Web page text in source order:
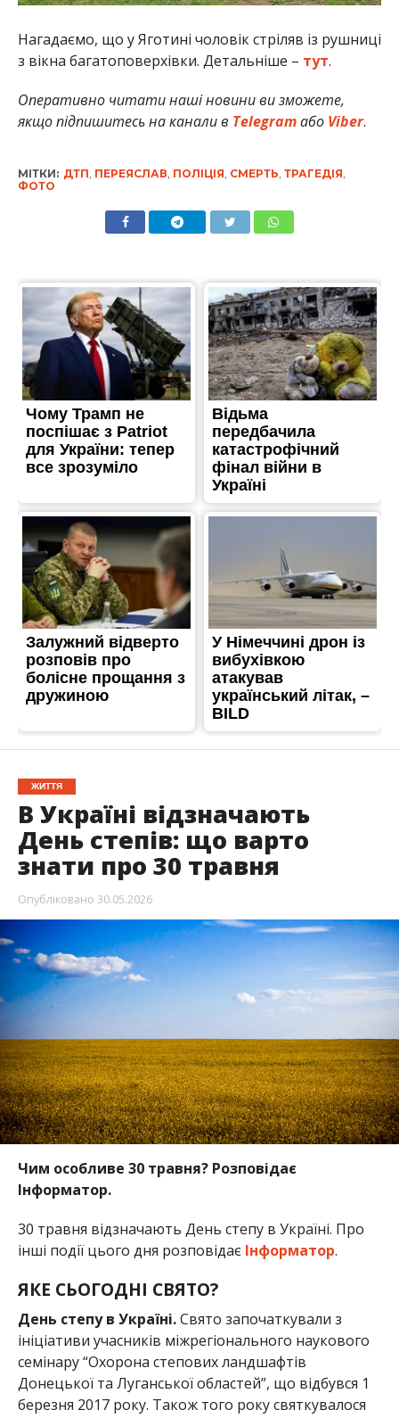
Нагадаємо, що у Яготині чоловік стріляв із рушниці
з вікна багатоповерхівки. Детальніше – тут.
Оперативно читати наші новини ви зможете,
якщо підпишитесь на канали в Telegramабо Viber.
МІТКИ: ДТП, ПЕРЕЯСЛАВ, ПОЛІЦІЯ, СМЕРТЬ, ТРАГЕДІЯ,
ФОТО
ЖИТТЯ
В Україні відзначають
День степів: що варто
знати про 30 травня
Опубліковано 30.05.2026
Чим особливе 30 травня? Розповідає
Інформатор.
30 травня відзначають День степу в Україні. Про
інші події цього дня розповідає Інформатор.
ЯКЕ СЬОГОДНІ СВЯТО?
День степу в Україні.Свято започаткували з
ініціативи учасників міжрегіонального наукового
семінару “Охорона степових ландшафтів
Донецької та Луганської областей”, що відбувся 1
березня 2017 року. Також того року святкувалося